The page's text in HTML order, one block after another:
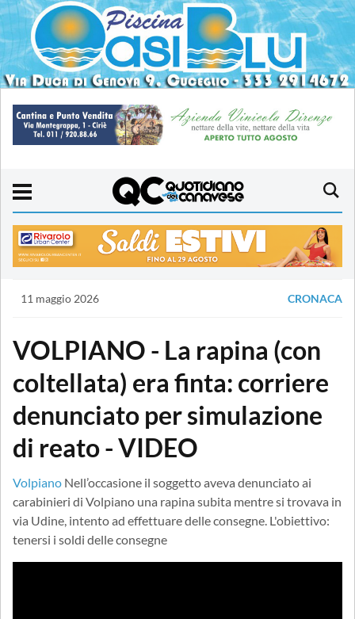
11 maggio 2026 CRONACA
VOLPIANO - La rapina (con
coltellata) era finta: corriere
denunciato per simulazione
di reato - VIDEO
Volpiano Nell’occasione il soggetto aveva denunciato ai
carabinieri di Volpiano una rapina subita mentre si trovava in
via Udine, intento ad effettuare delle consegne. L'obiettivo:
tenersi i soldi delle consegne